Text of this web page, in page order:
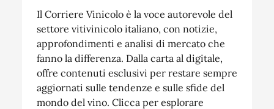
Il Corriere Vinicolo è la voce autorevole del
settore vitivinicolo italiano, con notizie,
approfondimenti e analisi di mercato che
fanno la differenza. Dalla carta al digitale,
offre contenuti esclusivi per restare sempre
aggiornati sulle tendenze e sulle sfide del
mondo del vino. Clicca per esplorare